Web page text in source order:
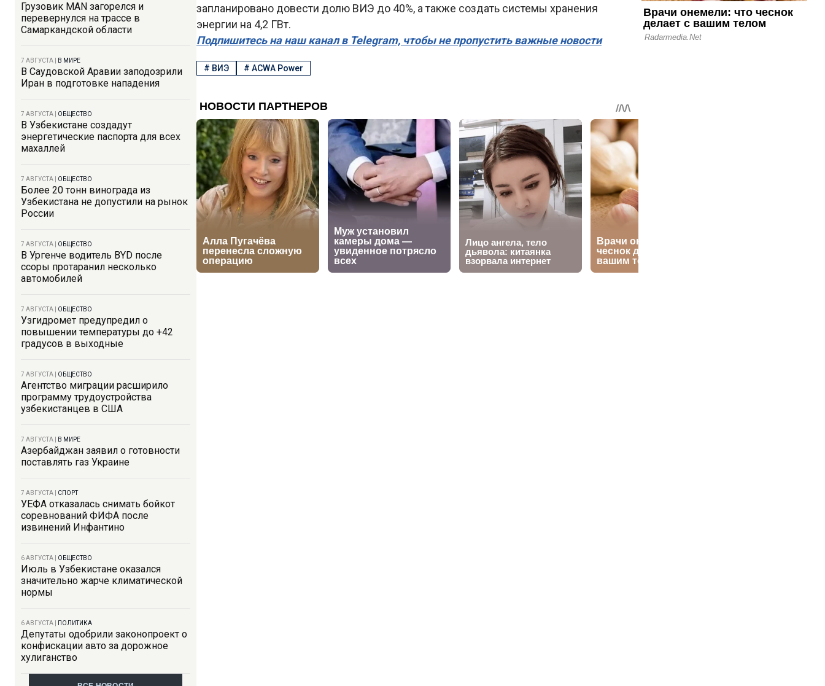
Грузовик MAN загорелся и
перевернулся на трассе в
Самаркандской области
7 АВГУСТА В МИРЕ
В Саудовской Аравии заподозрили
Иран в подготовке нападения
7 АВГУСТА ОБЩЕСТВО
В Узбекистане создадут
энергетические паспорта для всех
махаллей
7 АВГУСТА ОБЩЕСТВО
Более 20 тонн винограда из
Узбекистана не допустили на рынок
России
7 АВГУСТА ОБЩЕСТВО
В Ургенче водитель BYD после
ссоры протаранил несколько
автомобилей
7 АВГУСТА ОБЩЕСТВО
Узгидромет предупредил о
повышении температуры до +42
градусов в выходные
7 АВГУСТА ОБЩЕСТВО
Агентство миграции расширило
программу трудоустройства
узбекистанцев в США
7 АВГУСТА В МИРЕ
Азербайджан заявил о готовности
поставлять газ Украине
7 АВГУСТА СПОРТ
УЕФА отказалась снимать бойкот
соревнований ФИФА после
извинений Инфантино
6 АВГУСТА ОБЩЕСТВО
Июль в Узбекистане оказался
значительно жарче климатической
нормы
6 АВГУСТА ПОЛИТИКА
Депутаты одобрили законопроект о
конфискации авто за дорожное
хулиганство
запланировано довести долю ВИЭ до 40%, а также создать системы хранения
энергии на 4,2 ГВт.
Подпишитесь на наш канал в Telegram, чтобы не пропустить важные новости
# ВИЭ # ACWA Power